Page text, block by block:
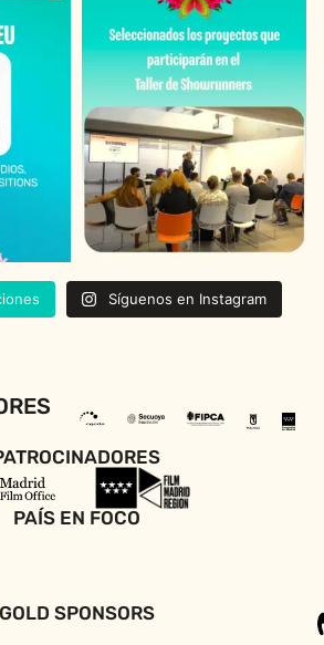
Síguenos en Instagram
PAÍS EN FOCO
GOLD SPONSORS